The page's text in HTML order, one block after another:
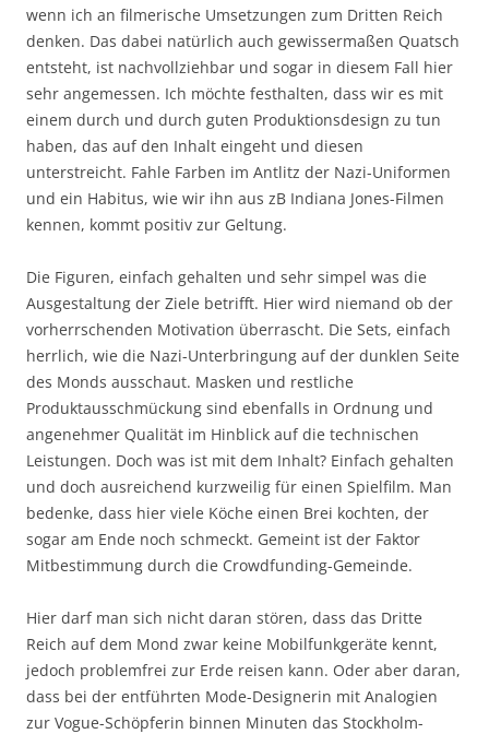
wenn ich an filmerische Umsetzungen zum Dritten Reich
denken. Das dabei natürlich auch gewissermaßen Quatsch
entsteht, ist nachvollziehbar und sogar in diesem Fall hier
sehr angemessen. Ich möchte festhalten, dass wir es mit
einem durch und durch guten Produktionsdesign zu tun
haben, das auf den Inhalt eingeht und diesen
unterstreicht. Fahle Farben im Antlitz der Nazi-Uniformen
und ein Habitus, wie wir ihn aus zB Indiana Jones-Filmen
kennen, kommt positiv zur Geltung.
Die Figuren, einfach gehalten und sehr simpel was die
Ausgestaltung der Ziele betrifft. Hier wird niemand ob der
vorherrschenden Motivation überrascht. Die Sets, einfach
herrlich, wie die Nazi-Unterbringung auf der dunklen Seite
des Monds ausschaut. Masken und restliche
Produktausschmückung sind ebenfalls in Ordnung und
angenehmer Qualität im Hinblick auf die technischen
Leistungen. Doch was ist mit dem Inhalt? Einfach gehalten
und doch ausreichend kurzweilig für einen Spielfilm. Man
bedenke, dass hier viele Köche einen Brei kochten, der
sogar am Ende noch schmeckt. Gemeint ist der Faktor
Mitbestimmung durch die Crowdfunding-Gemeinde.
Hier darf man sich nicht daran stören, dass das Dritte
Reich auf dem Mond zwar keine Mobilfunkgeräte kennt,
jedoch problemfrei zur Erde reisen kann. Oder aber daran,
dass bei der entführten Mode-Designerin mit Analogien
zur Vogue-Schöpferin binnen Minuten das Stockholm-